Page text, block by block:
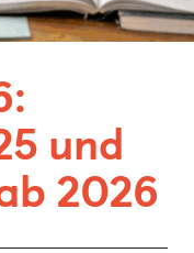
und
2026